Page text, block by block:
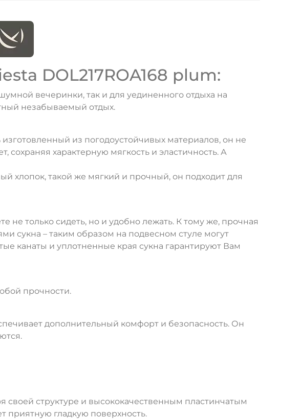
DOL217ROA168 plum:
вечеринки, так и для уединенного отдыха на
незабываемый отдых.
из погодоустойчивых материалов, он не
сохраняя характерную мягкость и эластичность. А
хлопок, такой же мягкий и прочный, он подходит для
не только сидеть, но и удобно лежать. К тому же, прочная
сукна – таким образом на подвесном стуле могут
канаты и уплотненные края сукна гарантируют Вам
прочности.
дополнительный комфорт и безопасность. Он
структуре и высококачественным пластинчатым
приятную гладкую поверхность.